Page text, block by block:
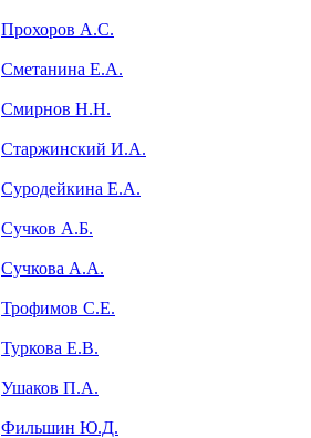
Прохоров А.С.
Сметанина Е.А.
Смирнов Н.Н.
Старжинский И.А.
Суродейкина Е.А.
Сучков А.Б.
Сучкова А.А.
Трофимов С.Е.
Туркова Е.В.
Ушаков П.А.
Фильшин Ю.Д.